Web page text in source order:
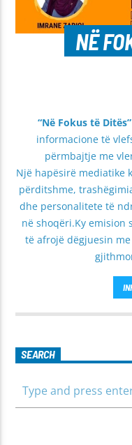
NË
“Në Fokus të Ditës”
informacione të
përmbajtje me
Një hapësirë mediatike
përditshme,
dhe personalitete të
në shoqëri.Ky emision
të afrojë dëgjuesin
SEARCH